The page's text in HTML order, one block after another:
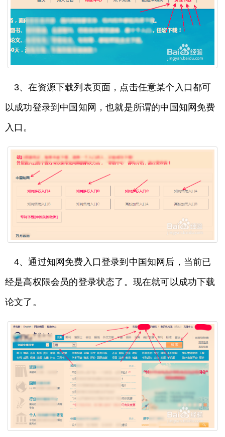
3、在资源下载列表页面，点击任意某个入口都可
以成功登录到中国知网，也就是所谓的中国知网免费
入口。
4、通过知网免费入口登录到中国知网后，当前已
经是高权限会员的登录状态了。现在就可以成功下载
论文了。